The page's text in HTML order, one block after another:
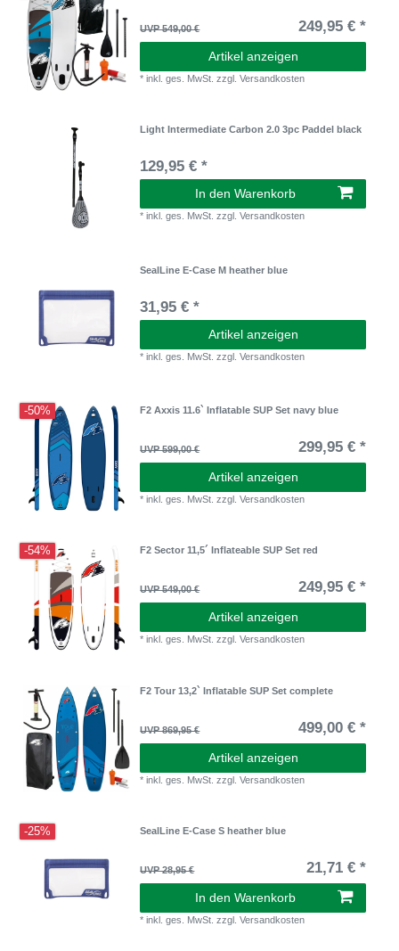
UVP 549,00 € 249,95 € *
Artikel anzeigen
*inkl. ges. MwSt. zzgl.Versandkosten
Light Intermediate Carbon 2.0 3pc Paddel black
129,95 € *
In den Warenkorb
*inkl. ges. MwSt. zzgl.Versandkosten
SealLine E-Case M heather blue
31,95 € *
Artikel anzeigen
*inkl. ges. MwSt. zzgl.Versandkosten
-50% F2 Axxis 11.6` Inflatable SUP Set navy blue
UVP 599,00 € 299,95 € *
Artikel anzeigen
*inkl. ges. MwSt. zzgl.Versandkosten
-54% F2 Sector 11,5´ Inflateable SUP Set red
UVP 549,00 € 249,95 € *
Artikel anzeigen
*inkl. ges. MwSt. zzgl.Versandkosten
F2 Tour 13,2` Inflatable SUP Set complete
UVP 869,95 € 499,00 € *
Artikel anzeigen
*inkl. ges. MwSt. zzgl.Versandkosten
-25% SealLine E-Case S heather blue
UVP 28,95 € 21,71 € *
In den Warenkorb
*inkl. ges. MwSt. zzgl.Versandkosten